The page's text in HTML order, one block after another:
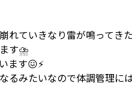
れていきなり雷が鳴ってき
ます⛈️
ます😖⚡
るみたいなので体調管理に